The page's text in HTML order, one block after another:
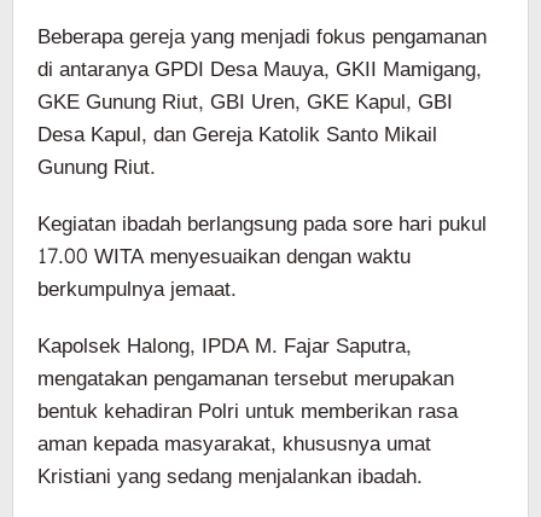
Beberapa gereja yang menjadi fokus pengamanan
di antaranya GPDI Desa Mauya, GKII Mamigang,
GKE Gunung Riut, GBI Uren, GKE Kapul, GBI
Desa Kapul, dan Gereja Katolik Santo Mikail
Gunung Riut.
Kegiatan ibadah berlangsung pada sore hari pukul
17.00 WITA menyesuaikan dengan waktu
berkumpulnya jemaat.
Kapolsek Halong, IPDA M. Fajar Saputra,
mengatakan pengamanan tersebut merupakan
bentuk kehadiran Polri untuk memberikan rasa
aman kepada masyarakat, khususnya umat
Kristiani yang sedang menjalankan ibadah.